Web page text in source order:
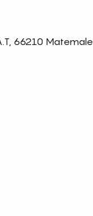
66210 Matemale